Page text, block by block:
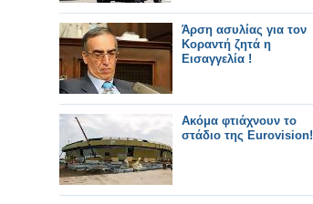
Άρση ασυλίας για τον
Κοραντή ζητά η
Εισαγγελία !
Ακόμα φτιάχνουν το
στάδιο της Eurovision!